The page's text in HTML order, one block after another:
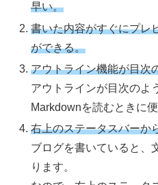
早い。
書いた内容がすぐにプレ
ができる。
アウトライン機能が目次
アウトラインが目次のよ
Markdownを読むときに便
右上のステータスバーか
ブログを書いていると、
ります。